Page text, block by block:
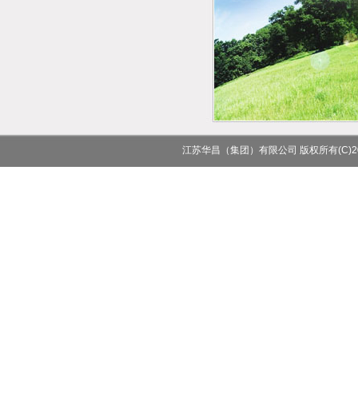
江苏华昌（集团）有限公司 版权所有